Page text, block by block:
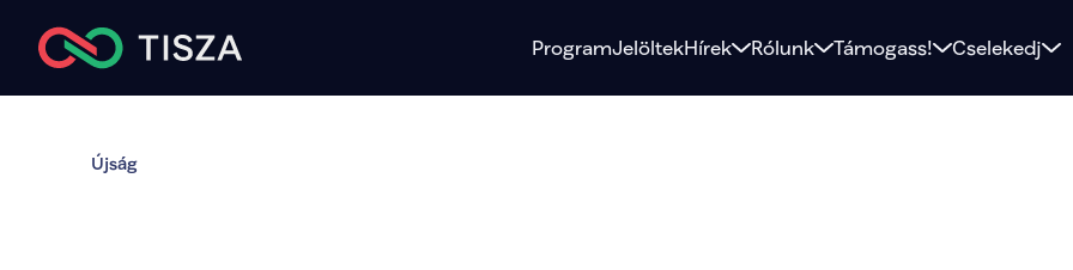
ProgramJelöltekHírek Rólunk Támogass! Cselekedj
Újság